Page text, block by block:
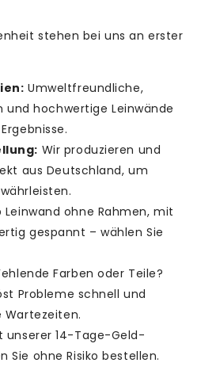
stehen bei uns an erster
Umweltfreundliche,
hochwertige Leinwände
Wir produzieren und
aus Deutschland, um
Leinwand ohne Rahmen, mit
gespannt – wählen Sie
Farben oder Teile?
Probleme schnell und
Wartezeiten.
unserer 14-Tage-Geld-
Sie ohne Risiko bestellen.